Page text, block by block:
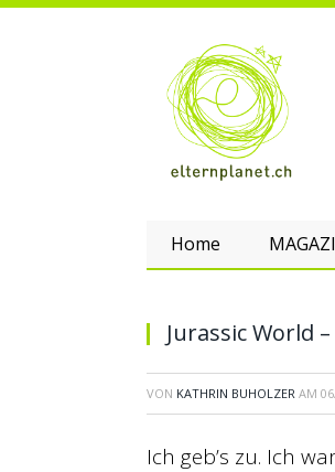
Home
Jurassic World
VON KATHRIN BUHOLZER AM
Ich geb’s zu. Ich